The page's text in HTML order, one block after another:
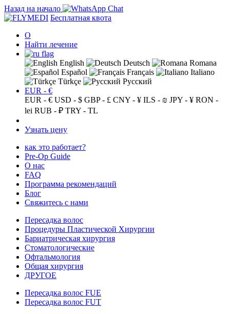
Назад на начало
Бесплатная квота
О
Найти лечение
English Deutsch
Romana
Español
Français
Italiano
Türkçe
Русский
EUR - €
EUR - € USD - $ GBP - £ CNY - ¥ ILS - ₪ JPY - ¥ RON -
lei RUB - ₽ TRY - TL
Узнать цену
как это работает?
Pre-Op Guide
О нас
FAQ
Программа рекомендаций
Блог
Свяжитесь с нами
Пересадка волос
Процедуры Пластической Хирургии
Бариатрическая хирургия
Стоматологические
Офтальмология
Общая хирургия
ДРУГОЕ
Пересадка волос FUE
Пересадка волос FUT